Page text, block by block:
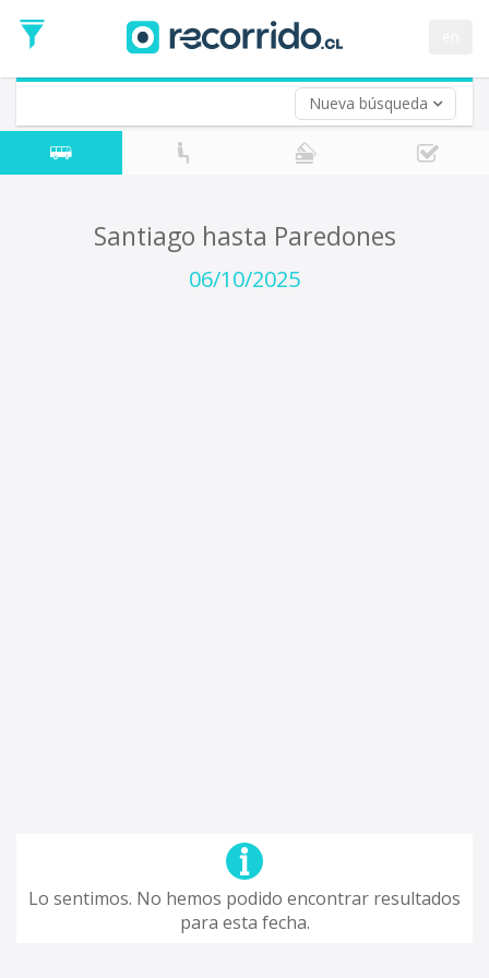
Nueva búsqueda
de
Ida
Vuelta (opcional)
Fecha
de
Santiago hasta Paredones
06/10/2025
Lo sentimos. No hemos podido encontrar resultados
para esta fecha.